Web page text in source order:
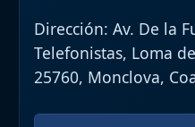
Dirección: Av. De la
Telefonistas, Loma
25760, Monclova,